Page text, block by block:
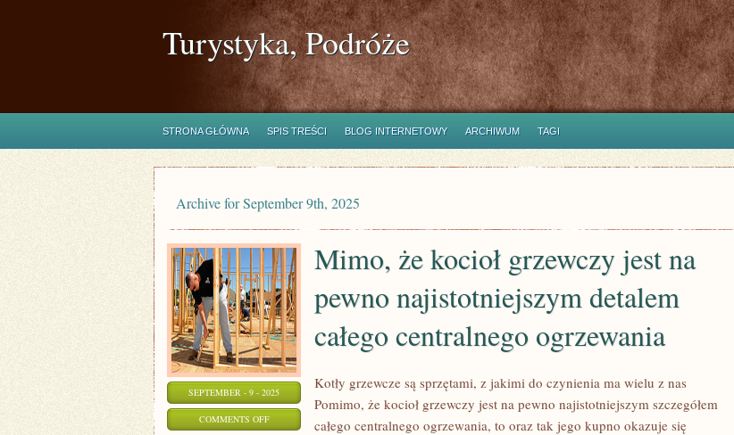
Turystyka, Podróże
STRONA GŁÓWNA SPIS TREŚCI BLOG INTERNETOWY ARCHIWUM TAGI
Archive for September 9th, 2025
SEPTEMBER - 9 - 2025
COMMENTS OFFON
Mimo, że kocioł grzewczy jest na
pewno najistotniejszym detalem
całego centralnego ogrzewania
Kotły grzewcze są sprzętami, z jakimi do czynienia ma wielu z nas
Pomimo, że kocioł grzewczy jest na pewno najistotniejszym szczegółem
całego centralnego ogrzewania, to oraz tak jego kupno okazuje się